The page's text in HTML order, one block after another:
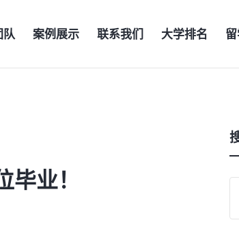
队 案例展示 联系我们 大学排名
业！